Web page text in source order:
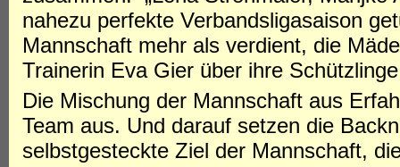
nahezu perfekte Verbandsligasaison
Mannschaft mehr als verdient, die
Trainerin Eva Gier über ihre
Die Mischung der Mannschaft aus
Team aus. Und darauf setzen die
selbstgesteckte Ziel der Mannschaft,